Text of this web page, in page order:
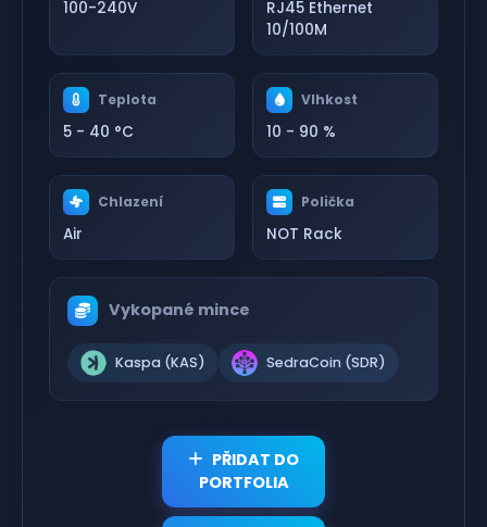
100-240V
RJ45 Ethernet
10/100M
Teplota
5 - 40 °C
Vlhkost
10 - 90 %
Chlazení
Air
Polička
NOT Rack
Vykopané mince
Kaspa (KAS) SedraCoin (SDR)
PŘIDAT DO
PORTFOLIA